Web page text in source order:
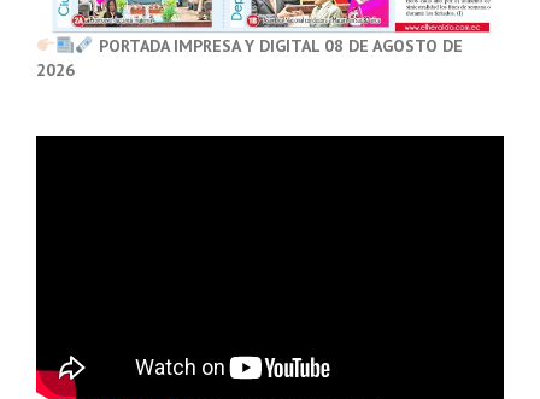
PORTADA IMPRESA Y DIGITAL 08 DE AGOSTO DE
2026